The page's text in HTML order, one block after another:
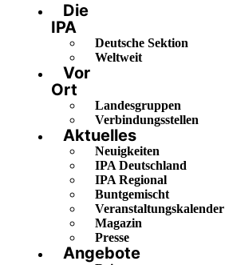
Die
IPA
Deutsche Sektion
Weltweit
Vor
Ort
Landesgruppen
Verbindungsstellen
Aktuelles
Neuigkeiten
IPA Deutschland
IPA Regional
Buntgemischt
Veranstaltungskalender
Magazin
Presse
Angebote